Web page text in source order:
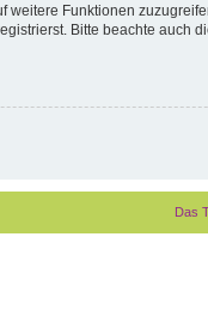
Funktionen
Bitte beachte auch
Das